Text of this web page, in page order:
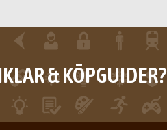
& KÖPGUIDER?